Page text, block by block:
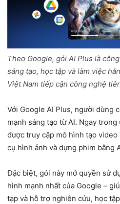
Theo Google, gói AI Plus là
sáng tạo, học tập và làm việc
Việt Nam tiếp cận công nghệ
Với Google AI Plus, người dùng
mạnh sáng tạo từ AI. Ngay
được truy cập mô hình tạo video
cụ hình ảnh và dựng phim bằng
Đặc biệt, gói này mở quyền sử
hình mạnh nhất của Google –
tạp và hỗ trợ nghiên cứu, học